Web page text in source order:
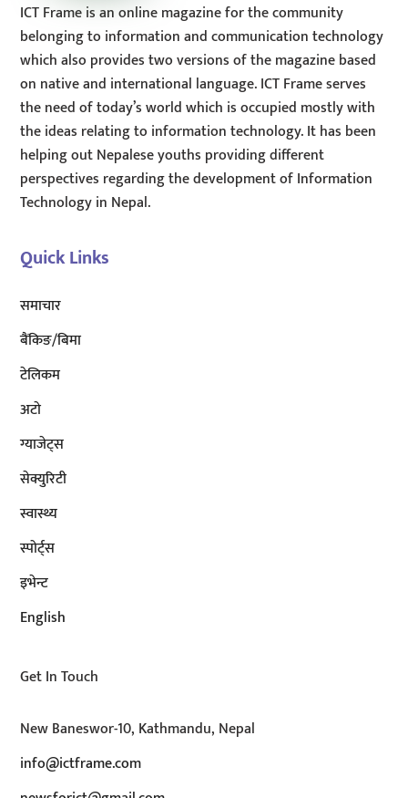
ICT Frame is an online magazine for the community
belonging to information and communication technology
which also provides two versions of the magazine based
on native and international language. ICT Frame serves
the need of today’s world which is occupied mostly with
the ideas relating to information technology. It has been
helping out Nepalese youths providing different
perspectives regarding the development of Information
Technology in Nepal.
Quick Links
समाचार
बैंकिङ/बिमा
टेलिकम
अटाे
ग्याजेट्स
सेक्युरिटी
स्वास्थ्य
स्पोर्ट्स
इभेन्ट
English
Get In Touch
New Baneswor-10, Kathmandu, Nepal
info@ictframe.com